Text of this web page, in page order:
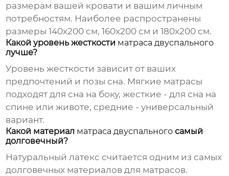
размерам вашей кровати и вашим личным
потребностям. Наиболее распространены
размеры 140x200 см, 160x200 см и 180x200 см.
Какой уровень жесткости матраса двуспального
лучше?
Уровень жесткости зависит от ваших
предпочтений и позы сна. Мягкие матрасы
подходят для сна на боку, жесткие - для сна на
спине или животе, средние - универсальный
вариант.
Какой материал матраса двуспального самый
долговечный?
Натуральный латекс считается одним из самых
долговечных материалов для матрасов.